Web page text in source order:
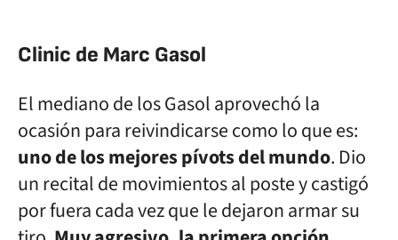
Clinic de Marc Gasol
El mediano de los Gasol aprovechó la
ocasión para reivindicarse como lo que es:
uno de los mejores pívots del mundo. Dio
un recital de movimientos al poste y castigó
por fuera cada vez que le dejaron armar su